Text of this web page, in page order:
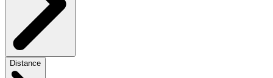
Distance